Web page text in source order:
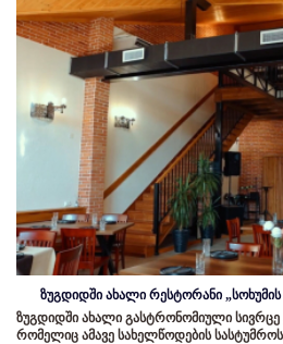
ზუგდიდში ახალი რესტორანი „სოხუმის
ზუგდიდში ახალი გასტრონომიული სივრცე
რომელიც ამავე სახელწოდების